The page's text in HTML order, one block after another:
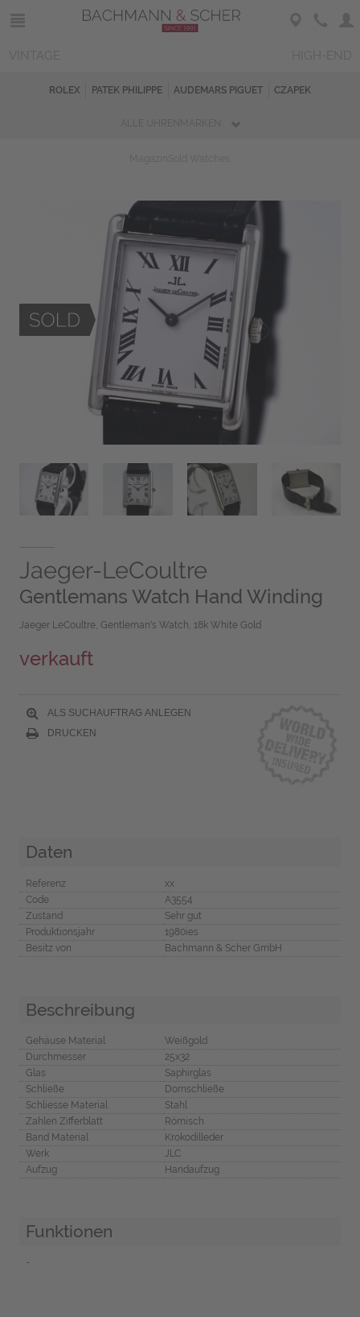
ROLEX PATEK PHILIPPE AUDEMARS PIGUET CZAPEK
Jaeger-LeCoultre
Gentlemans Watch Hand Winding
Jaeger LeCoultre, Gentleman's Watch, 18k White Gold
verkauft
ALS SUCHAUFTRAG ANLEGEN
DRUCKEN
Daten
Referenz
xx
Code
A3554
Zustand
Sehr gut
Produktionsjahr
1980ies
Besitz von
Bachmann & Scher GmbH
Beschreibung
Gehäuse Material
Weißgold
Durchmesser
25x32
Glas
Saphirglas
Schließe
Dornschließe
Schliesse Material
Stahl
Zahlen Zifferblatt
Römisch
Band Material
Krokodilleder
Werk
JLC
Aufzug
Handaufzug
Funktionen
-